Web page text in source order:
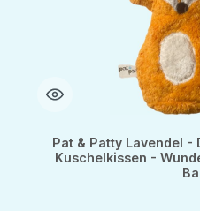
Pat & Patty Lavendel -
Kuschelkissen -